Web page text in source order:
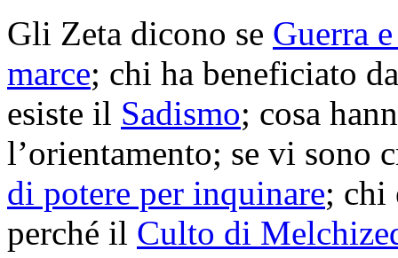
Gli Zeta dicono se Guerra
marce; chi ha beneficiato
esiste il Sadismo; cosa
l’orientamento; se vi
di potere per inquinare; chi
perché il Culto di